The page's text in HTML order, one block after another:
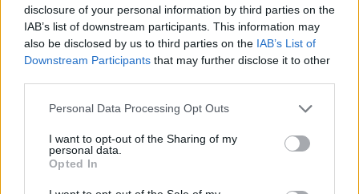
disclosure of your personal information by third parties on the
IAB’s list of downstream participants. This information may
also be disclosed by us to third parties on the IAB’s List of
Downstream Participants that may further disclose it to other
Please note that this website/app uses one or more Google
not limited to your visit or usage behaviour. You may click to
grant or deny consent to Google and its third-party tags to
use your data for below specified purposes in below Google
consent section.
Personal Data Processing Opt Outs
I want to opt-out of the Sharing of my
personal data.
Opted In